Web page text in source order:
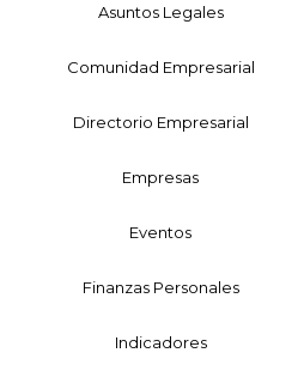
Asuntos Legales
Comunidad Empresarial
Directorio Empresarial
Empresas
Eventos
Finanzas Personales
Indicadores